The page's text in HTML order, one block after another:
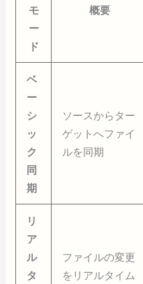
モ
ー
ド
概要
ベ
ー
シ
ッ
ク
同
期
ソースからター
ゲットへファイ
ルを同期
リ
ア
ル
タ
ファイルの変更
をリアルタイム